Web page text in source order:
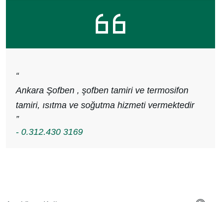
“
Ankara Şofben , şofben tamiri ve termosifon
tamiri, ısıtma ve soğutma hizmeti vermektedir
”
- 0.312.430 3169